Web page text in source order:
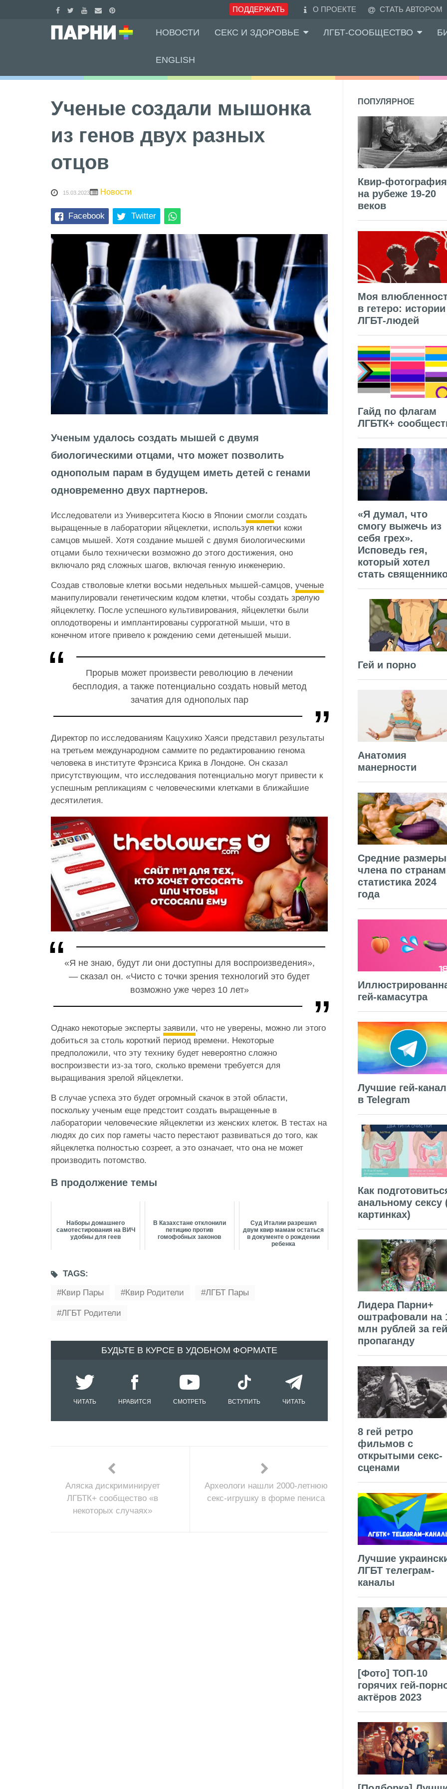
ПОДДЕРЖАТЬ О ПРОЕКТЕ СТАТЬ АВТОРОМ
НОВОСТИ СЕКС И ЗДОРОВЬЕ ЛГБТ-СООБЩЕСТВО
ENGLISH
Ученые создали мышонка
из генов двух разных
отцов
15.03.2023 Новости
Facebook Twitter
Ученым удалось создать мышей с двумя
биологическими отцами, что может позволить
однополым парам в будущем иметь детей с генами
одновременно двух партнеров.
Исследователи из Университета Кюсю в Японии смогли создать
выращенные в лаборатории яйцеклетки, используя клетки кожи
самцов мышей. Хотя создание мышей с двумя биологическими
отцами было технически возможно до этого достижения, оно
включало ряд сложных шагов, включая генную инженерию.
Создав стволовые клетки восьми недельных мышей-самцов, ученые
манипулировали генетическим кодом клетки, чтобы создать зрелую
яйцеклетку. После успешного культивирования, яйцеклетки были
оплодотворены и имплантированы суррогатной мыши, что в
конечном итоге привело к рождению семи детенышей мыши.
Прорыв может произвести революцию в лечении
бесплодия, а также потенциально создать новый метод
зачатия для однополых пар
Директор по исследованиям Кацухико Хаяси представил результаты
на третьем международном саммите по редактированию генома
человека в институте Фрэнсиса Крика в Лондоне. Он сказал
присутствующим, что исследования потенциально могут привести к
успешным репликациям с человеческими клетками в ближайшие
десятилетия.
«Я не знаю, будут ли они доступны для воспроизведения»,
— сказал он. «Чисто с точки зрения технологий это будет
возможно уже через 10 лет»
Однако некоторые эксперты заявили, что не уверены, можно ли этого
добиться за столь короткий период времени. Некоторые
предположили, что эту технику будет невероятно сложно
воспроизвести из-за того, сколько времени требуется для
выращивания зрелой яйцеклетки.
В случае успеха это будет огромный скачок в этой области,
поскольку ученым еще предстоит создать выращенные в
лаборатории человеческие яйцеклетки из женских клеток. В тестах на
людях до сих пор гаметы часто перестают развиваться до того, как
яйцеклетка полностью созреет, а это означает, что она не может
производить потомство.
В продолжение темы
Наборы домашнего
самотестирования на ВИЧ
удобны для геев
В Казахстане отклонили
петицию против
гомофобных законов
Суд Италии разрешил
двум квир мамам остаться
в документе о рождении
ребенка
TAGS:
Квир Пары
Квир Родители ЛГБТ Пары
ЛГБТ Родители
БУДЬТЕ В КУРСЕ В УДОБНОМ ФОРМАТЕ
ЧИТАТЬ НРАВИТСЯ СМОТРЕТЬ ВСТУПИТЬ ЧИТАТЬ
Аляска дискриминирует
ЛГБТК+ сообщество «в
некоторых случаях»
Археологи нашли 2000-летнюю
секс-игрушку в форме пениса
ПОПУЛЯРНОЕ
Квир-фотография
на рубеже 19-20
веков
Моя
в гетеро: истории
ЛГБТ-людей
Гайд по флагам
ЛГБТК+
«Я думал, что
смогу выжечь из
себя грех».
Исповедь гея,
который хотел
стать
Гей и порно
Анатомия
манерности
Средние размеры
члена по
статистика 2024
года
гей-камасутра
Лучшие гей-
в Telegram
Как
анальному сексу
картинках)
Лидера Парни+
оштрафовали на
млн рублей за
пропаганду
8 гей ретро
фильмов с
открытыми секс-
сценами
Лучшие
ЛГБТ телеграм-
каналы
[Фото] ТОП-10
горячих гей-
актёров 2023